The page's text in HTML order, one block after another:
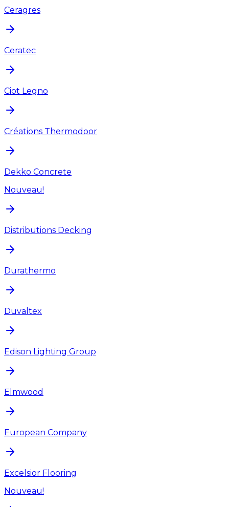
Ceragres
Ceratec
Ciot Legno
Créations Thermodoor
Dekko Concrete
Nouveau!
Distributions Decking
Durathermo
Duvaltex
Edison Lighting Group
Elmwood
European Company
Excelsior Flooring
Nouveau!